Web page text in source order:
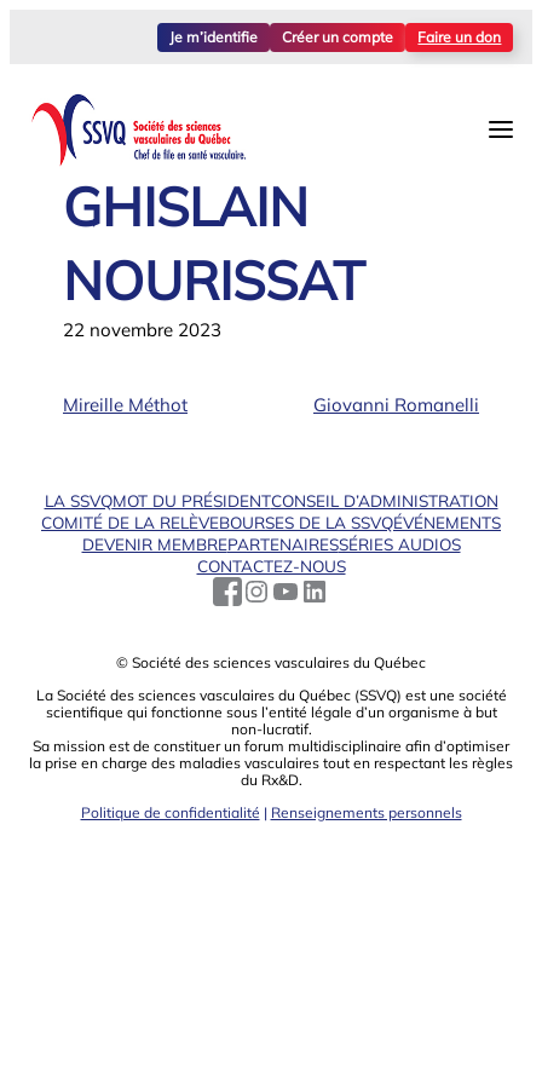
Je m’identifie Créer un compte Faire un don
GHISLAIN
NOURISSAT
22 novembre 2023
Mireille Méthot Giovanni Romanelli
LA SSVQMOT DU PRÉSIDENTCONSEIL D’ADMINISTRATION
COMITÉ DE LA RELÈVEBOURSES DE LA SSVQÉVÉNEMENTS
DEVENIR MEMBREPARTENAIRESSÉRIES AUDIOS
CONTACTEZ-NOUS
© Société des sciences vasculaires du Québec
La Société des sciences vasculaires du Québec (SSVQ) est une société
scientiﬁque qui fonctionne sous l’entité légale d’un organisme à but
non-lucratif.
Sa mission est de constituer un forum multidisciplinaire aﬁn d’optimiser
la prise en charge des maladies vasculaires tout en respectant les règles
du Rx&D.
Politique de confidentialité | Renseignements personnels